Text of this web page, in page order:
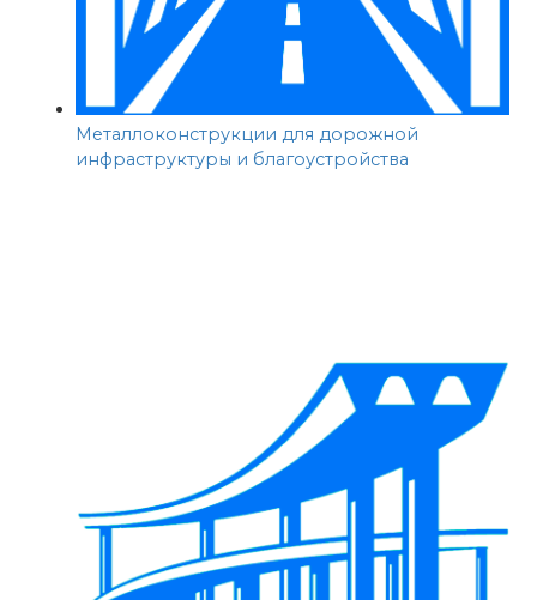
Металлоконструкции для дорожной
инфраструктуры и благоустройства